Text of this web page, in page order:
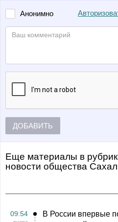
Анонимно
ДОБАВИТЬ
Еще материалы в
Новости общества
09:54
В России впервые